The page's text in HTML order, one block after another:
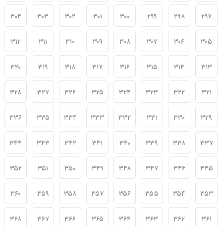
۲۹۷ ۲۹۸ ۲۹۹ ۳۰۰ ۳۰۱ ۳۰۲ ۳۰۳ ۳۰۴
۳۰۵ ۳۰۶ ۳۰۷ ۳۰۸ ۳۰۹ ۳۱۰ ۳۱۱ ۳۱۲
۳۱۳ ۳۱۴ ۳۱۵ ۳۱۶ ۳۱۷ ۳۱۸ ۳۱۹ ۳۲۰
۳۲۱ ۳۲۲ ۳۲۳ ۳۲۴ ۳۲۵ ۳۲۶ ۳۲۷ ۳۲۸
۳۲۹ ۳۳۰ ۳۳۱ ۳۳۲ ۳۳۳ ۳۳۴ ۳۳۵ ۳۳۶
۳۳۷ ۳۳۸ ۳۳۹ ۳۴۰ ۳۴۱ ۳۴۲ ۳۴۳ ۳۴۴
۳۴۵ ۳۴۶ ۳۴۷ ۳۴۸ ۳۴۹ ۳۵۰ ۳۵۱ ۳۵۲
۳۵۳ ۳۵۴ ۳۵۵ ۳۵۶ ۳۵۷ ۳۵۸ ۳۵۹ ۳۶۰
۳۶۱ ۳۶۲ ۳۶۳ ۳۶۴ ۳۶۵ ۳۶۶ ۳۶۷ ۳۶۸